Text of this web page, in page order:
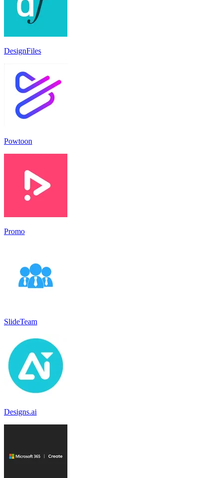
DesignFiles
Powtoon
Promo
SlideTeam
Designs.ai